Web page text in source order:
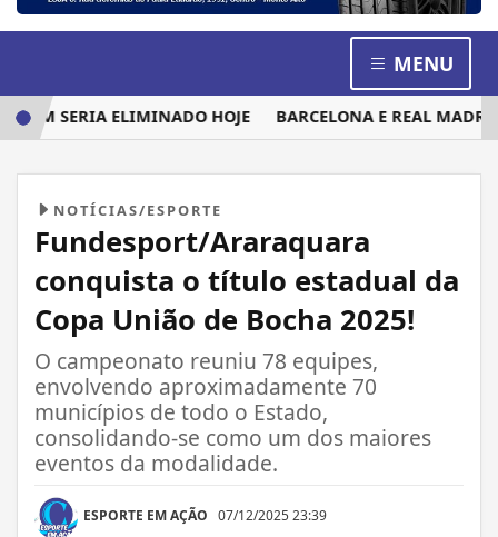
MENU
SERIA ELIMINADO HOJE BARCELONA E REAL MADRID
NOTÍCIAS/ESPORTE
Fundesport/Araraquara
conquista o título estadual da
Copa União de Bocha 2025!
O campeonato reuniu 78 equipes,
envolvendo aproximadamente 70
municípios de todo o Estado,
consolidando-se como um dos maiores
eventos da modalidade.
ESPORTE EM AÇÃO 07/12/2025 23:39